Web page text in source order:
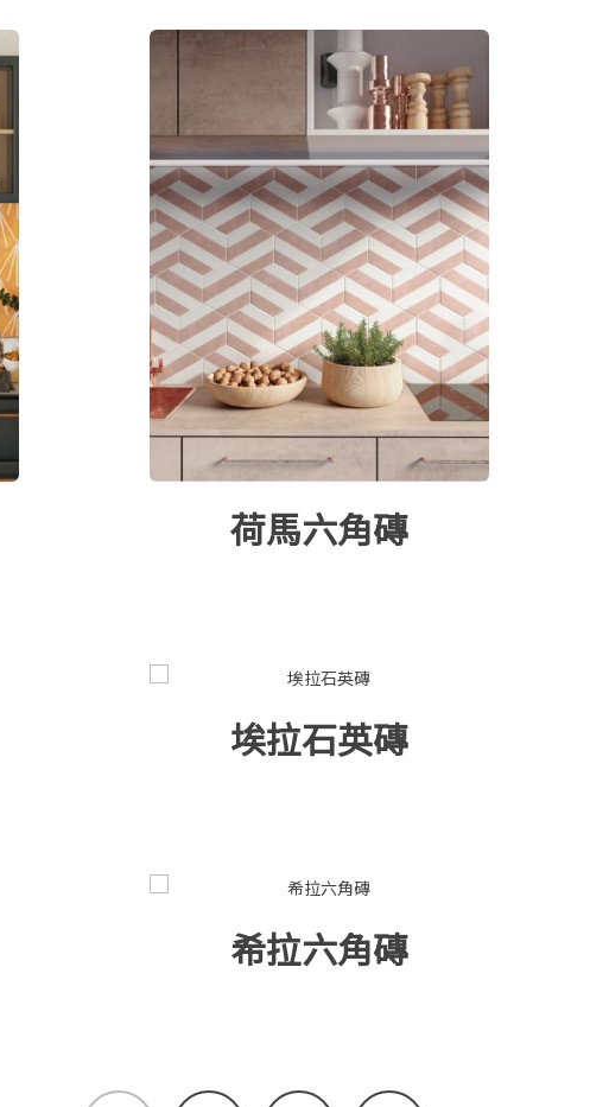
7.5x15cm
10x20cm
10x30cm
20x120cm
15x90cm
30x60cm
30x120cm
30x150cm
荷馬六角磚
埃拉石英磚
希拉六角磚